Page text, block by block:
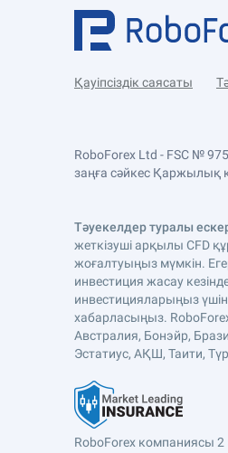
Қауіпсіздік саясаты
RoboForex Ltd - FSC №
заңға сәйкес Қаржылық
Тәуекелдер туралы
жеткізуші арқылы CFD
жоғалтуыңыз мүмкін.
инвестиция жасау
инвестицияларыңыз үшін
хабарласыңыз.
Австралия, Бонэйр,
Эстатиус, АҚШ, Таити,
RoboForex компаниясы 2